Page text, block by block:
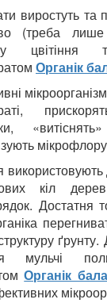
виростуть та
(треба
цвітіння
Органік
кіл
мульчі
Органік